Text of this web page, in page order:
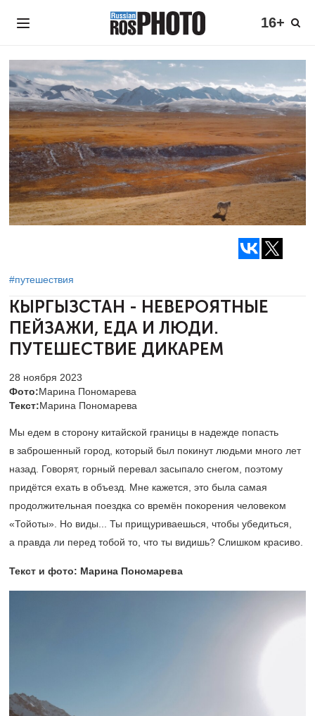
16+
#путешествия
КЫРГЫЗСТАН - НЕВЕРОЯТНЫЕ
ПЕЙЗАЖИ, ЕДА И ЛЮДИ.
ПУТЕШЕСТВИЕ ДИКАРЕМ
28 ноября 2023
Фото:Марина Пономарева
Текст:Марина Пономарева
Мы едем в сторону китайской границы в надежде попасть
в заброшенный город, который был покинут людьми много лет
назад. Говорят, горный перевал засыпало снегом, поэтому
придётся ехать в объезд. Мне кажется, это была самая
продолжительная поездка со времён покорения человеком
«Тойоты». Но виды... Ты прищуриваешься, чтобы убедиться,
а правда ли перед тобой то, что ты видишь? Слишком красиво.
Текст и фото: Марина Пономарева